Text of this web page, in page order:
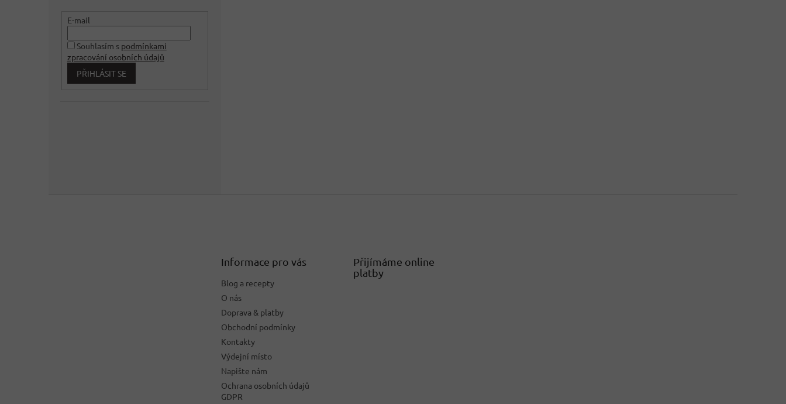
E-mail
Souhlasím s podmínkami
zpracování osobních údajů
PŘIHLÁSIT SE
Informace pro vás
Blog a recepty
O nás
Doprava & platby
Obchodní podmínky
Kontakty
Výdejní místo
Napište nám
Ochrana osobních údajů
GDPR
Přijímáme online
platby